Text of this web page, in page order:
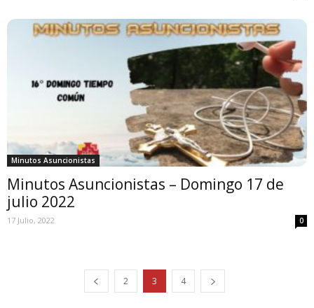
Minutos Asuncionistas
Minutos Asuncionistas – Domingo 17 de
julio 2022
17 Julio, 2022 0
2 3 4